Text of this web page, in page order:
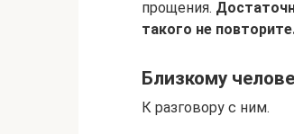
прощения.
такого не
Близкому
К разговору с ним.